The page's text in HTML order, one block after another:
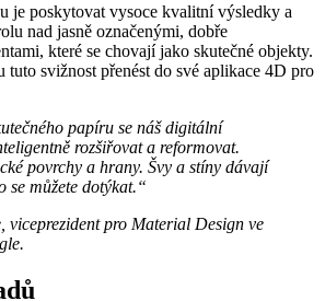
je poskytovat vysoce kvalitní výsledky a
nad jasně označenými, dobře
které se chovají jako skutečné objekty.
tuto svižnost přenést do své aplikace 4D pro
papíru se náš digitální
rozšiřovat a reformovat.
povrchy a hrany. Švy a stíny dávají
se můžete dotýkat.“
viceprezident pro Material Design ve